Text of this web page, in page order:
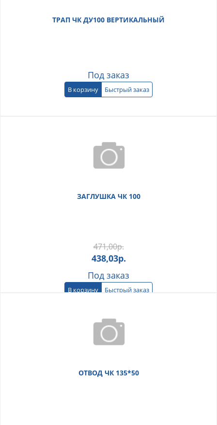
ТРАП ЧК ДУ100 ВЕРТИКАЛЬНЫЙ
Под заказ
В корзину Быстрый заказ
ЗАГЛУШКА ЧК 100
471,00р.
438,03р.
Под заказ
В корзину Быстрый заказ
ОТВОД ЧК 135*50